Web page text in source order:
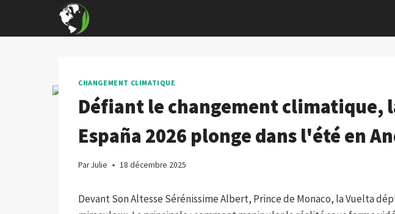
content
CHANGEMENT CLIMATIQUE
Défiant le changement climatique,
España 2026 plonge dans l'été en
ParJulie 18 décembre 2025
Devant Son Altesse Sérénissime Albert, Prince de Monaco, la Vuelta